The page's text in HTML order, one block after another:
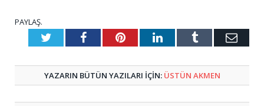
PAYLAŞ.
TwitterFacebookPinterestLinkedInTumblr E-
YAZARIN BÜTÜN YAZILARI IÇIN: ÜSTÜN AKMEN